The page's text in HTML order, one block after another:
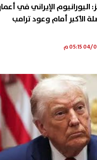
اليورانيوم الإيراني في
الأكبر أمام وعود ترامب